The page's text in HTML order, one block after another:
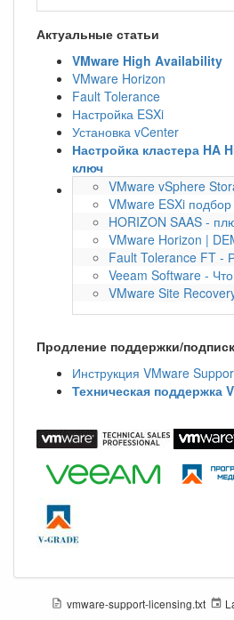
Актуальные статьи
VMware High Availability
VMware Horizon
Fault Tolerance
Настройка ESXi
Установка vCenter
Настройка кластера HA
ключ
VMware vSphere
VMware ESXi
HORIZON SAAS -
VMware Horizon |
Fault Tolerance FT -
Veeam Software -
VMware Site
Продление поддержки/
Инструкция VMware
Техническая поддержка
vmware-support-licensing.txt